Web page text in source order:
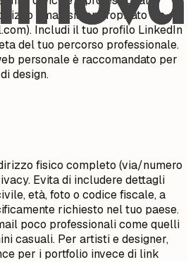
email sia appropriato (es.
). Includi il tuo profilo LinkedIn
del tuo percorso professionale.
personale è raccomandato per
design.
fisico completo (via/numero
Evita di includere dettagli
età, foto o codice fiscale, a
richiesto nel tuo paese.
poco professionali come quelli
casuali. Per artisti e designer,
per i portfolio invece di link